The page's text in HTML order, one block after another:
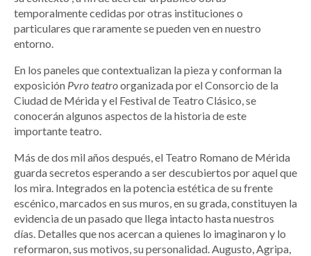
temporalmente cedidas por otras instituciones o
particulares que raramente se pueden ven en nuestro
entorno.
En los paneles que contextualizan la pieza y conforman la
exposición Pvro teatroorganizada por el Consorcio de la
Ciudad de Mérida y el Festival de Teatro Clásico, se
conocerán algunos aspectos de la historia de este
importante teatro.
Más de dos mil años después, el Teatro Romano de Mérida
guarda secretos esperando a ser descubiertos por aquel que
los mira. Integrados en la potencia estética de su frente
escénico, marcados en sus muros, en su grada, constituyen la
evidencia de un pasado que llega intacto hasta nuestros
días. Detalles que nos acercan a quienes lo imaginaron y lo
reformaron, sus motivos, su personalidad. Augusto, Agripa,